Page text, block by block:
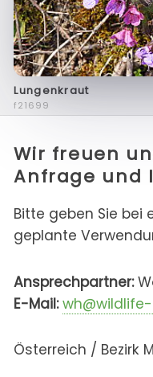
Lungenkraut
f21699
Wir freuen
Anfrage und
Bitte geben Sie bei
geplante
Ansprechpartner:
E-Mail:
Österreich / Bezirk